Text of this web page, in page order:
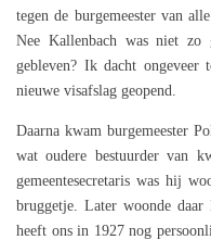
tegen de burgemeester van
Nee Kallenbach was niet
gebleven? Ik dacht
nieuwe visafslag geopend.
Daarna kwam burgemeester
wat oudere bestuurder van
gemeentesecretaris was hij
bruggetje. Later woonde daar
heeft ons in 1927 nog